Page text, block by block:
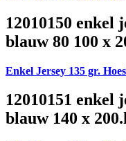
12010150 enkel
blauw 80 100 x
Enkel Jersey 135 gr.
12010151 enkel
blauw 140 x